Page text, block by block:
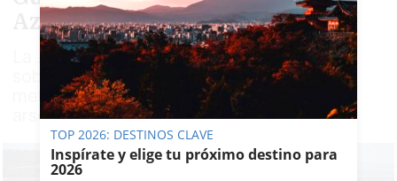
Aznalcóllar
La Justicia solicita información detallada
sobre la presencia de metales pesados y
metaloides como plomo, mercurio, níquel,
arsénico, cobre, cromo y zinc
TOP 2026: DESTINOS CLAVE
Inspírate y elige tu próximo destino para
2026